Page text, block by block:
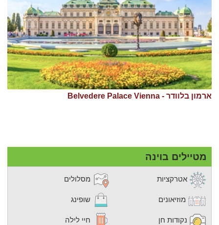
ארמון בלוודר - Belvedere Palace Vienna
מטיילים בוינה
אטרקציות מסלולים
מוזיאונים שופינג
נקודות חן חיי לילה